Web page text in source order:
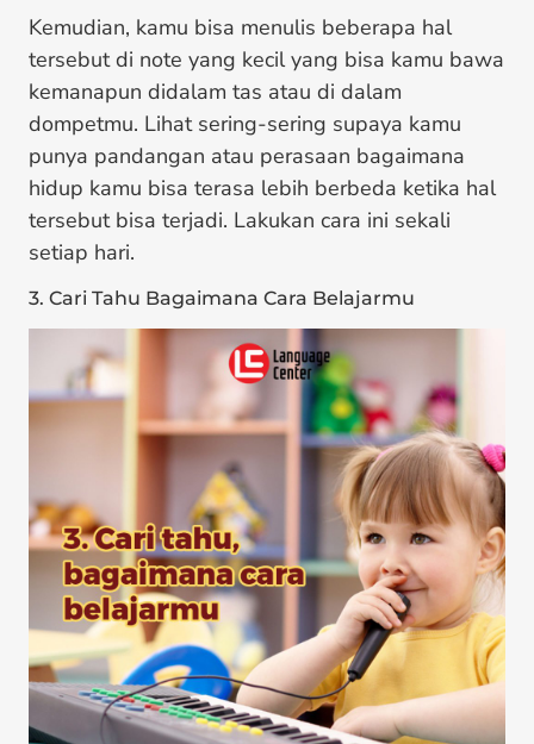
Kemudian, kamu bisa menulis beberapa hal
tersebut di note yang kecil yang bisa kamu bawa
kemanapun didalam tas atau di dalam
dompetmu. Lihat sering-sering supaya kamu
punya pandangan atau perasaan bagaimana
hidup kamu bisa terasa lebih berbeda ketika hal
tersebut bisa terjadi. Lakukan cara ini sekali
setiap hari.
3. Cari Tahu Bagaimana Cara Belajarmu